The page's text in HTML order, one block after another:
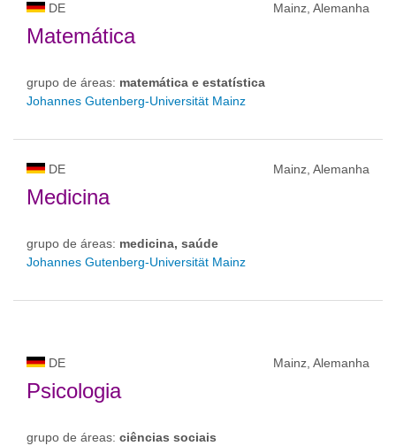
DE Mainz, Alemanha
Matemática
grupo de áreas: matemática e estatística
Johannes Gutenberg-Universität Mainz
DE Mainz, Alemanha
Medicina
grupo de áreas: medicina, saúde
Johannes Gutenberg-Universität Mainz
DE Mainz, Alemanha
Psicologia
grupo de áreas: ciências sociais